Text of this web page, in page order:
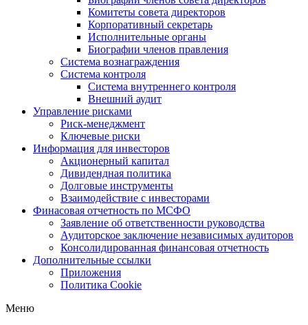
Комитеты совета директоров
Корпоративный секретарь
Исполнительные органы
Биографии членов правления
Система вознаграждения
Система контроля
Система внутреннего контроля
Внешний аудит
Управление рисками
Риск-менеджмент
Ключевые риски
Информация для инвесторов
Акционерный капитал
Дивидендная политика
Долговые инструменты
Взаимодействие с инвеcторами
Финасовая отчетность по МСФО
Заявление об ответственности руководства
Аудиторское заключение независимых аудиторов
Консолидированная финансовая отчетность
Дополнительные ссылки
Приложения
Политика Cookie
Меню